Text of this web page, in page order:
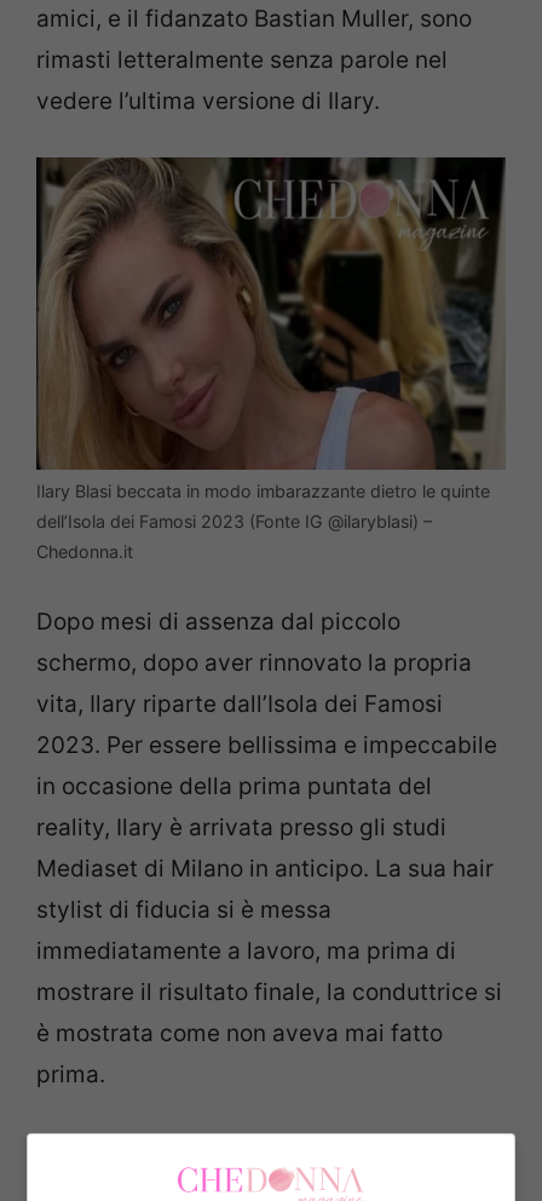
amici, e il fidanzato Bastian Muller, sono
rimasti letteralmente senza parole nel
vedere l’ultima versione di Ilary.
Ilary Blasi beccata in modo imbarazzante dietro le quinte
dell’Isola dei Famosi 2023 (Fonte IG @ilaryblasi) –
Chedonna.it
Dopo mesi di assenza dal piccolo
schermo, dopo aver rinnovato la propria
vita, Ilary riparte dall’Isola dei Famosi
2023. Per essere bellissima e impeccabile
in occasione della prima puntata del
reality, Ilary è arrivata presso gli studi
Mediaset di Milano in anticipo. La sua hair
stylist di fiducia si è messa
immediatamente a lavoro, ma prima di
mostrare il risultato finale, la conduttrice si
è mostrata come non aveva mai fatto
prima.